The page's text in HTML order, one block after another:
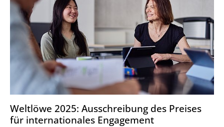
Weltlöwe 2025: Ausschreibung des Preises
für internationales Engagement